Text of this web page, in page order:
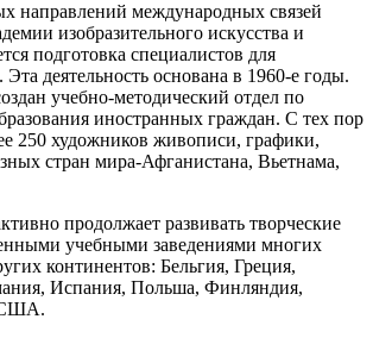
направлений международных связей
изобразительного искусства и
подготовка специалистов для
деятельность основана в 1960-е годы.
учебно-методический отдел по
иностранных граждан. С тех пор
250 художников живописи, графики,
стран мира-Афганистана, Вьетнама,
продолжает развивать творческие
учебными заведениями многих
континентов: Бельгия, Греция,
Испания, Польша, Финляндия,
США.